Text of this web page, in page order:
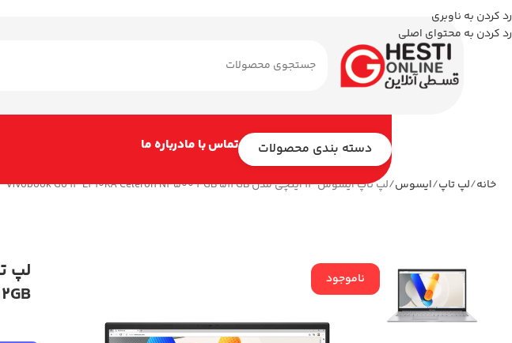
رد کردن به ناوبری
رد کردن به محتوای اصلی
دسته بندی محصولات تماس با مادرباره ما
خانه لپ تاپ ایسوس لپ تاپ ایسوس 14 اینچی مدل Vivobook Go 14 E410KA Celeron N4500 4GB 512GB
ناموجود